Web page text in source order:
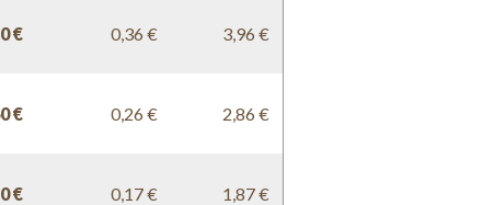
€ 0,36 € 3,96 €
€ 0,26 € 2,86 €
€ 0,17 € 1,87 €